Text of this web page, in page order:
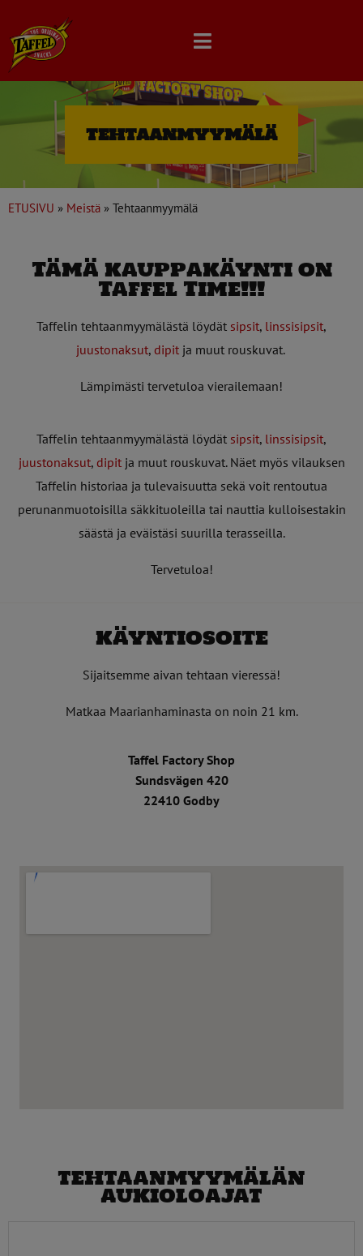
to
content
tehtaanmyymälä
ETUSIVU » Meistä » Tehtaanmyymälä
Tämä kauppakäynti on
Taffel Time!!!
Taffelin tehtaanmyymälästä löydät sipsit, linssisipsit,
juustonaksut, dipitja muut rouskuvat.
Lämpimästi tervetuloa vierailemaan!
Taffelin tehtaanmyymälästä löydät sipsit, linssisipsit,
juustonaksut, dipitja muut rouskuvat. Näet myös vilauksen
Taffelin historiaa ja tulevaisuutta sekä voit rentoutua
perunanmuotoisilla säkkituoleilla tai nauttia kulloisestakin
säästä ja eväistäsi suurilla terasseilla.
Tervetuloa!
käyntiosoite
Sijaitsemme aivan tehtaan vieressä!
Matkaa Maarianhaminasta on noin 21 km.
Taffel Factory Shop
Sundsvägen 420
22410 Godby
TEHTAANMYYMÄLÄN
AUKIOLOAJAT